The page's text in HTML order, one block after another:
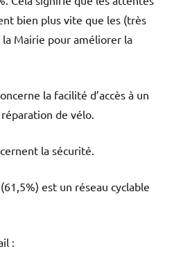
bien plus vite que les (très
Mairie pour améliorer la
la facilité d’accès à un
de vélo.
la sécurité.
est un réseau cyclable
: